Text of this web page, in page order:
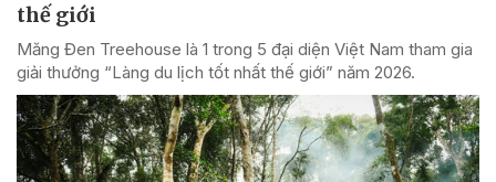
thế giới
Măng Đen Treehouse là 1 trong 5 đại diện Việt Nam tham gia
giải thưởng “Làng du lịch tốt nhất thế giới” năm 2026.